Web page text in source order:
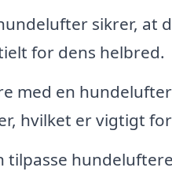
sikrer, at
for dens helbred.
med en
hvilket er vigtigt
tilpasse